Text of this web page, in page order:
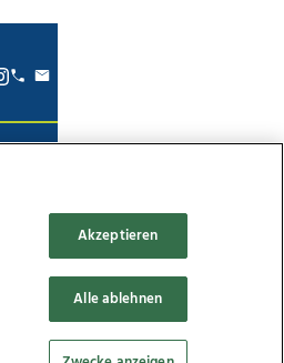
Akzeptieren
Alle ablehnen